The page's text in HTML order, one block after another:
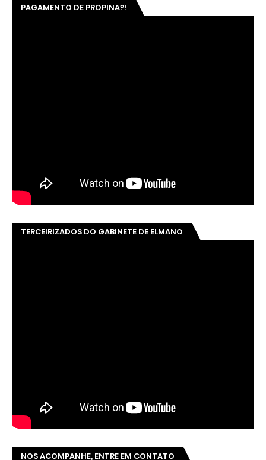
PAGAMENTO DE PROPINA?!
TERCEIRIZADOS DO GABINETE DE ELMANO
NOS ACOMPANHE, ENTRE EM CONTATO